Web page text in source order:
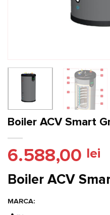
Boiler ACV Smart
6.588,00 lei
Boiler ACV
MARCA: